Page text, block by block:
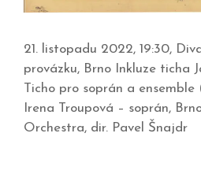
21. listopadu 2022, 19:30,
provázku, Brno Inkluze ticha
Ticho pro soprán a
Irena Troupová – soprán,
Orchestra, dir. Pavel Šnajdr